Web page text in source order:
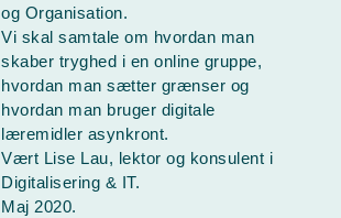
og Organisation.
Vi skal samtale om hvordan man
skaber tryghed i en online gruppe,
hvordan man sætter grænser og
hvordan man bruger digitale
læremidler asynkront.
Vært Lise Lau, lektor og konsulent i
Digitalisering & IT.
Maj 2020.